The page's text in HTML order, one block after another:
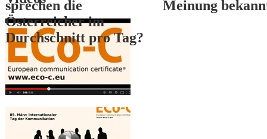
sprechen die
Österreicher im
Durchschnitt pro Tag?
Meinung
3